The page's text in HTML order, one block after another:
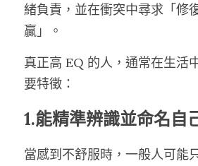
緒負責，並在衝突中尋求「修
贏」。
真正高 EQ 的人，通常在生活
要特徵：
1.能精準辨識並命名自
當感到不舒服時，一般人可能